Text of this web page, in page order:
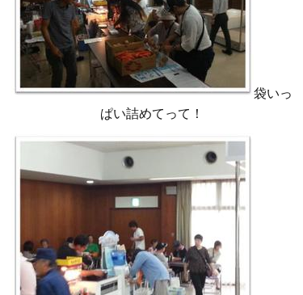
袋いっ
ぱい詰めてって！